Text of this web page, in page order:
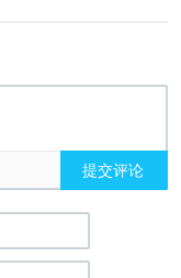
提交评论